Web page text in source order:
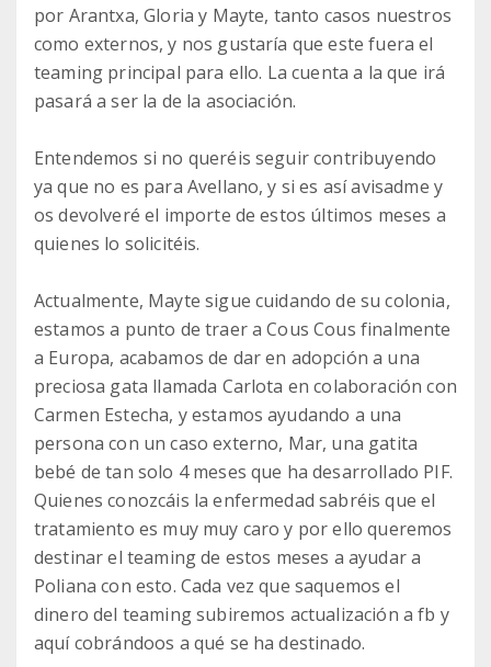
por Arantxa, Gloria y Mayte, tanto casos nuestros
como externos, y nos gustaría que este fuera el
teaming principal para ello. La cuenta a la que irá
pasará a ser la de la asociación.
Entendemos si no queréis seguir contribuyendo
ya que no es para Avellano, y si es así avisadme y
os devolveré el importe de estos últimos meses a
quienes lo solicitéis.
Actualmente, Mayte sigue cuidando de su colonia,
estamos a punto de traer a Cous Cous finalmente
a Europa, acabamos de dar en adopción a una
preciosa gata llamada Carlota en colaboración con
Carmen Estecha, y estamos ayudando a una
persona con un caso externo, Mar, una gatita
bebé de tan solo 4 meses que ha desarrollado PIF.
Quienes conozcáis la enfermedad sabréis que el
tratamiento es muy muy caro y por ello queremos
destinar el teaming de estos meses a ayudar a
Poliana con esto. Cada vez que saquemos el
dinero del teaming subiremos actualización a fb y
aquí cobrándoos a qué se ha destinado.